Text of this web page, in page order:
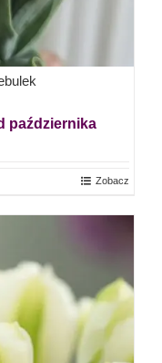
października
Zobacz